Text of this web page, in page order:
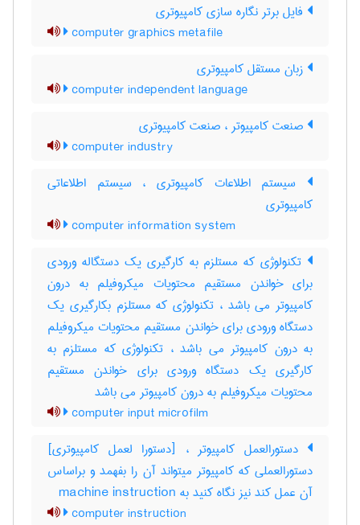
فایل برتر نگاره سازی کامپیوتری
computer graphics metafile
زبان مستقل کامپیوتری
computer independent language
صنعت کامپیوتر ، صنعت کامپیوتری
computer industry
سیستم اطلاعات کامپیوتری ، سیستم اطلاعاتی
کامپیوتری
computer information system
تکنولوژی که مستلزم به کارگیری یک دستگاله ورودی
برای خواندن مستقیم محتویات میکروفیلم به درون
کامپیوتر می باشد ، تکنولوژی که مستلزم بکارگیری یک
دستگاه ورودی برای خواندن مستقیم محتویات میکروفیلم
به درون کامپیوتر می باشد ، تکنولوژی که مستلزم به
کارگیری یک دستگاه ورودی برای خواندن مستقیم
محتویات میکروفیلم به درون کامپیوتر می باشد
computer input microfilm
دستورالعمل کامپیوتر ، [دستورا لعمل کامپیوتری]
دستورالعملی که کامپیوتر میتواند آن را بفهمد و براساس
آن عمل کند نیز نگاه کنید به ‎ machine instruction
computer instruction